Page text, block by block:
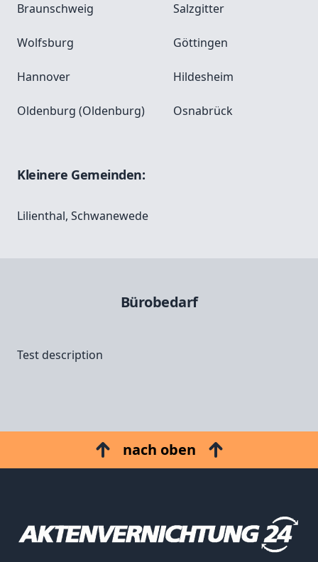
Braunschweig Salzgitter
Wolfsburg Göttingen
Hannover Hildesheim
Oldenburg (Oldenburg) Osnabrück
Kleinere Gemeinden:
Lilienthal, Schwanewede
Bürobedarf
Test description
nach oben